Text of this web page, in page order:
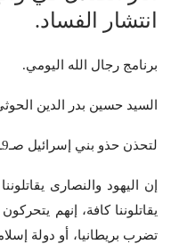
انتشار الفساد.
برنامج رجال الله اليومي.
السيد حسين بدر الدين
لتحذن حذو بني إسرائيل صـ9ــ10.
إن اليهود والنصارى
يقاتلوننا كافة، إنهم
تضرب بريطانيا، أو دولة